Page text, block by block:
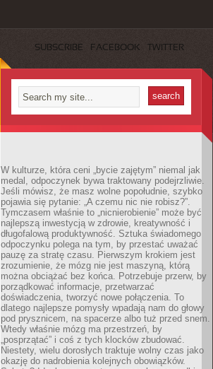
SUBSCRIBE FACEBOOK TWITTER
W kulturze, która ceni „bycie zajętym” niemal jak
medal, odpoczynek bywa traktowany podejrzliwie.
Jeśli mówisz, że masz wolne popołudnie, szybko
pojawia się pytanie: „A czemu nic nie robisz?”.
Tymczasem właśnie to „nicnierobienie” może być
najlepszą inwestycją w zdrowie, kreatywność i
długofalową produktywność. Sztuka świadomego
odpoczynku polega na tym, by przestać uważać
pauzę za stratę czasu. Pierwszym krokiem jest
zrozumienie, że mózg nie jest maszyną, którą
można obciążać bez końca. Potrzebuje przerw, by
porządkować informacje, przetwarzać
doświadczenia, tworzyć nowe połączenia. To
dlatego najlepsze pomysły wpadają nam do głowy
pod prysznicem, na spacerze albo tuż przed snem.
Wtedy właśnie mózg ma przestrzeń, by
„posprzątać” i coś z tych klocków zbudować.
Niestety, wielu dorosłych traktuje wolny czas jako
okazję do nadrobienia kolejnych obowiązków.